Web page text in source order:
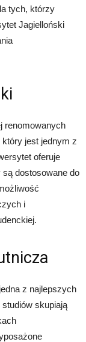
tych, którzy
Jagielloński
renomowanych
który jest jednym z
oferuje
są dostosowane do
i
z najlepszych
skupiają